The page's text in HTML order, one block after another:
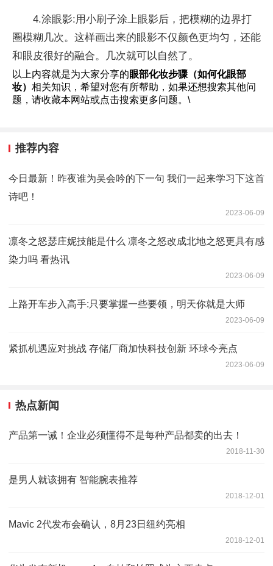
4.涂眼影:用小刷子涂上眼影后，把模糊的边界打
圈模糊几次。这样画出来的眼影不仅颜色更均匀，还能
和眼皮很好的融合。几次就可以自然了。
以上内容就是为大家分享的眼部化妆步骤（如何化眼部
妆） 相关知识，希望对您有所帮助，如果还想搜索其他问
题，请收藏本网站或点击搜索更多问题。\
推荐内容
今日最新！昨夜谁为吴会吟的下一句 我们一起来学习下这首
诗吧！
2023-06-09
凛冬之怒瑟庄妮技能是什么 凛冬之怒改成北地之怒更具有感
染力吗 看热讯
2023-06-09
上路开车步入高手:只要掌握一些要领，明天你就是大师
2023-06-09
紧抓机遇应对挑战 存储厂商加快科技创新 环球今亮点
2023-06-09
热点新闻
产品第一诫！企业必须懂得不是每种产品都卖的出去！
2018-11-30
是男人就该拥有 智能腕表推荐
2018-12-01
Mavic 2代发布会确认，8月23日纽约亮相
2018-12-01